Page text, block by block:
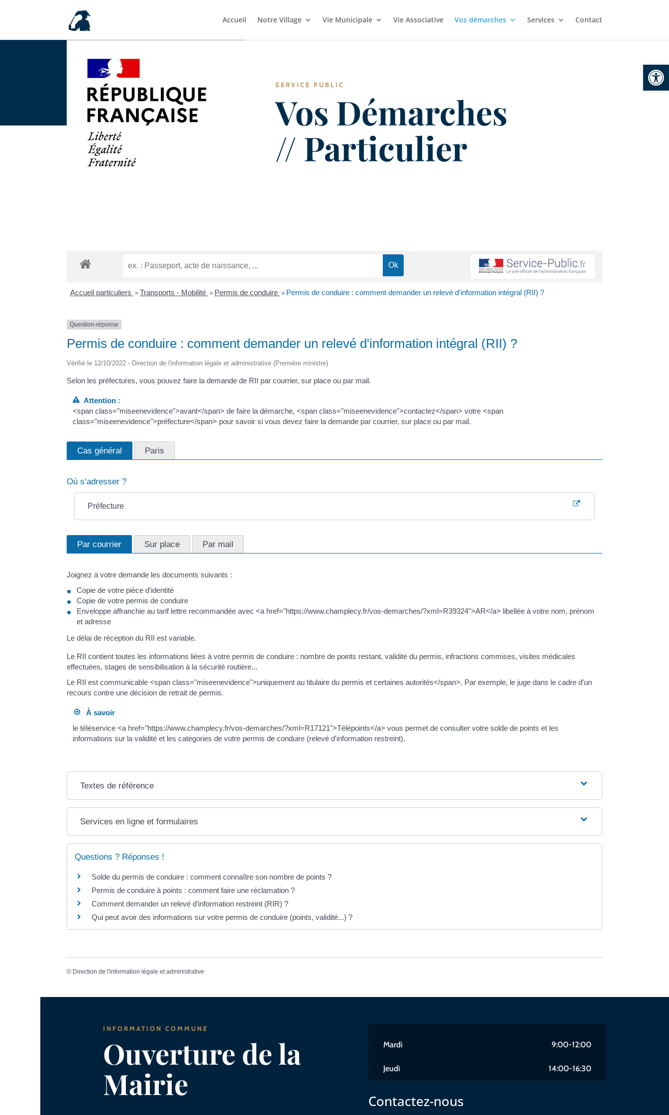
Accueil Notre Village Vie Municipale Vie Associative Vos démarches Services Contact
SERVICE PUBLIC
Vos Démarches
// Particulier
Accueil particuliers >Transports - Mobilité > Permis de conduire > Permis de conduire : comment demander un relevé d'information intégral (RII) ?
Question-réponse
Permis de conduire : comment demander un relevé d'information intégral (RII) ?
Vérifié le 12/10/2022 - Direction de l'information légale et administrative (Première ministre)
Selon les préfectures, vous pouvez faire la demande de RII par courrier, sur place ou par mail.
Attention :
<span class="miseenevidence">avant</span> de faire la démarche, <span class="miseenevidence">contactez</span> votre <span
class="miseenevidence">préfecture</span> pour savoir si vous devez faire la demande par courrier, sur place ou par mail.
Cas général Paris
Où s’adresser ?
Préfecture
Par courrier Sur place Par mail
Joignez à votre demande les documents suivants :
Copie de votre pièce d'identité
Copie de votre permis de conduire
Enveloppe affranchie au tarif lettre recommandée avec <a href="https://www.champlecy.fr/vos-demarches/?xml=R39324">AR</a> libellée à votre nom, prénom
et adresse
Le délai de réception du RII est variable.
Le RII contient toutes les informations liées à votre permis de conduire : nombre de points restant, validité du permis, infractions commises, visites médicales
effectuées, stages de sensibilisation à la sécurité routière...
Le RII est communicable <span class="miseenevidence">uniquement au titulaire du permis et certaines autorités</span>. Par exemple, le juge dans le cadre d'un
recours contre une décision de retrait de permis.
À savoir
le téléservice <a href="https://www.champlecy.fr/vos-demarches/?xml=R17121">Télépoints</a> vous permet de consulter votre solde de points et les
informations sur la validité et les catégories de votre permis de conduire (relevé d'information restreint).
Textes de référence
Services en ligne et formulaires
Questions ? Réponses !
Solde du permis de conduire : comment connaître son nombre de points ?
Permis de conduire à points : comment faire une réclamation ?
Comment demander un relevé d'information restreint (RIR) ?
Qui peut avoir des informations sur votre permis de conduire (points, validité...) ?
© Direction de l'information légale et administrative
INFORMATION COMMUNE
Ouverture de la
Mairie
Mardi 9:00-12:00
Jeudi 14:00-16:30
Contactez-nous
Ouvrir